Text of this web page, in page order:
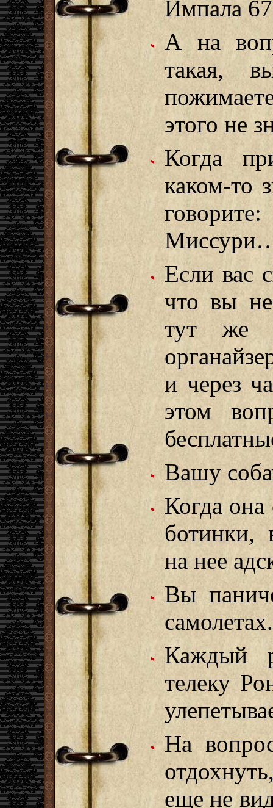
Импала
А на
такая,
этого не
Когда
каком-то
Если вас
что вы
тут же
и через
этом
Вашу
Когда
ботинки,
на нее
Вы
самолетах.
Каждый
телеку
На
еще не